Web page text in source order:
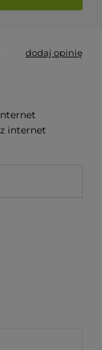
dodaj opinię